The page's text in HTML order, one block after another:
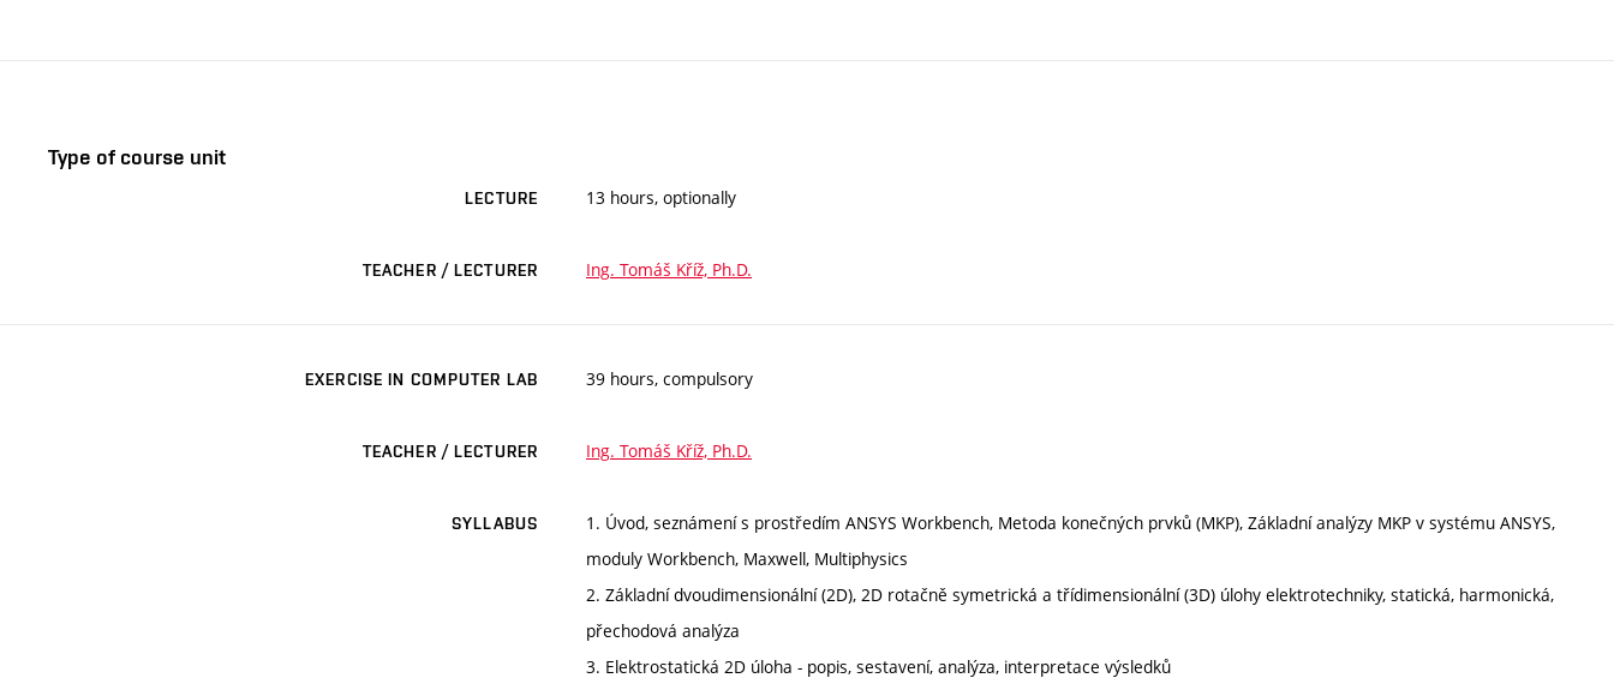
Type of course unit
LECTURE 13 hours, optionally
TEACHER / LECTURER Ing. Tomáš Kříž, Ph.D.
EXERCISE IN COMPUTER LAB 39 hours, compulsory
TEACHER / LECTURER Ing. Tomáš Kříž, Ph.D.
SYLLABUS
1. Úvod, seznámení s prostředím ANSYS Workbench, Metoda konečných prvků (MKP), Základní analýzy MKP v systému ANSYS,
moduly Workbench, Maxwell, Multiphysics
2. Základní dvoudimensionální (2D), 2D rotačně symetrická a třídimensionální (3D) úlohy elektrotechniky, statická, harmonická,
přechodová analýza
3. Elektrostatická 2D úloha - popis, sestavení, analýza, interpretace výsledků